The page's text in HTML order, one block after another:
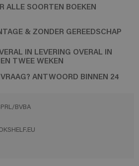
ALLE SOORTEN BOEKEN
& ZONDER GEREEDSCHAP
IN LEVERING OVERAL IN
TWEE WEKEN
ANTWOORD BINNEN 24
BVBA